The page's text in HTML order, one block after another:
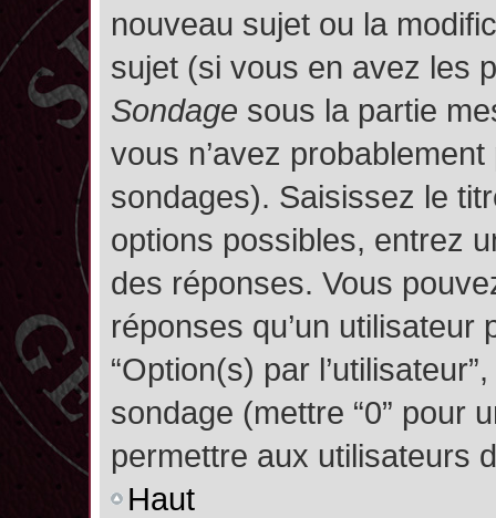
nouveau sujet ou la
sujet (si vous en avez les
Sondage sous la partie
vous n’avez
sondages). Saisissez le
options possibles, entrez
des réponses. Vous
réponses qu’un
“Option(s) par
sondage (mettre “0” pour
permettre aux utilisateurs
Haut